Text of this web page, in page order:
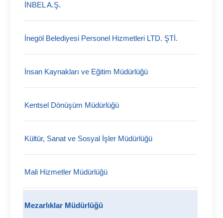
İNBEL A.Ş.
İnegöl Belediyesi Personel Hizmetleri LTD. ŞTİ.
İnsan Kaynakları ve Eğitim Müdürlüğü
Kentsel Dönüşüm Müdürlüğü
Kültür, Sanat ve Sosyal İşler Müdürlüğü
Mali Hizmetler Müdürlüğü
Mezarlıklar Müdürlüğü